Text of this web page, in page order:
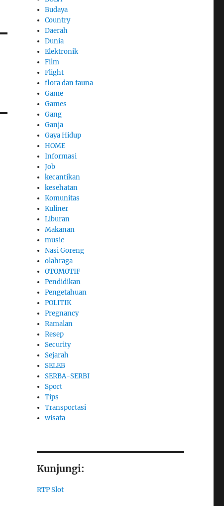
Budaya
Country
Daerah
Dunia
Elektronik
Film
Flight
flora dan fauna
Game
Games
Gang
Ganja
Gaya Hidup
HOME
Informasi
Job
kecantikan
kesehatan
Komunitas
Kuliner
Liburan
Makanan
music
Nasi Goreng
olahraga
OTOMOTIF
Pendidikan
Pengetahuan
POLITIK
Pregnancy
Ramalan
Resep
Security
Sejarah
SELEB
SERBA-SERBI
Sport
Tips
Transportasi
wisata
Kunjungi:
RTP Slot